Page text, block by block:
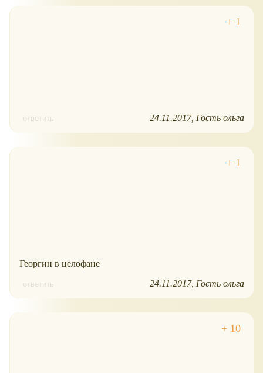
ответить 24.11.2017 Гость ольга
Георгин в целофане
ответить 24.11.2017 Гость ольга